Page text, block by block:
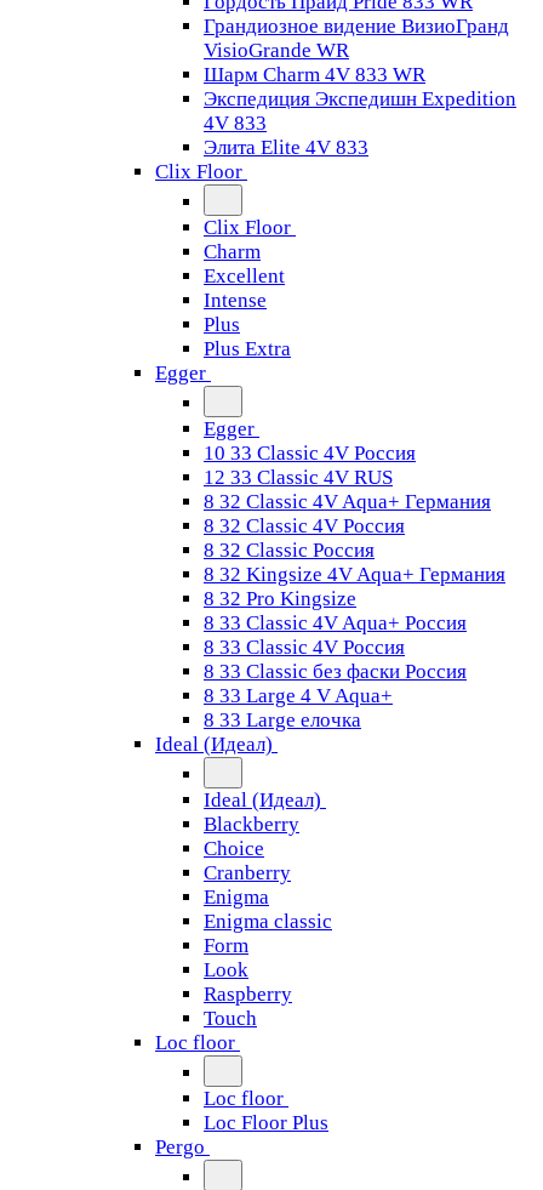
Грандиозное видение ВизиоГранд
VisioGrande WR
Шарм Charm 4V 833 WR
Экспедиция Экспедишн Expedition
4V 833
Элита Elite 4V 833
Clix Floor
Clix Floor
Charm
Excellent
Intense
Plus
Plus Extra
Egger
Egger
10 33 Classic 4V Россия
12 33 Classic 4V RUS
8 32 Classic 4V Aqua+ Германия
8 32 Classic 4V Россия
8 32 Classic Россия
8 32 Kingsize 4V Aqua+ Германия
8 32 Pro Kingsize
8 33 Classic 4V Aqua+ Россия
8 33 Classic 4V Россия
8 33 Classic без фаски Россия
8 33 Large 4 V Aqua+
8 33 Large елочка
Ideal (Идеал)
Ideal (Идеал)
Blackberry
Choice
Cranberry
Enigma
Enigma classic
Form
Look
Raspberry
Touch
Loc floor
Loc floor
Loc Floor Plus
Pergo